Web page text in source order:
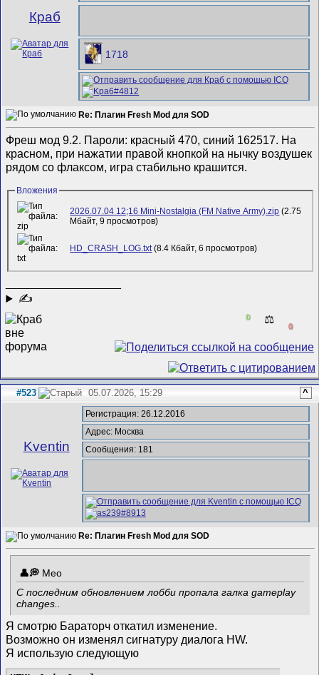
Краб
1718
Re: Плагин Fresh Mod для SOD
Фреш мод 9.2. Пароли: красный 470, синий 162517. На
красном, при нажатии правой кнопкой на нычку воздушек
рядом со флаксом, игра стабильно крашится.
Вложения
2026.07.04 12;16 Mini-Nostalgia (FM Native Army).zip (2.75
Мбайт, 9 просмотров)
HD_CRASH_LOG.txt (8.4 Кбайт, 6 просмотров)
✍
0 ⚖️
0
#523 05.07.2026, 15:29 ^
Kventin
Регистрация: 26.12.2016
Адрес: Москва
Сообщения: 181
Re: Плагин Fresh Mod для SOD
Meo
С последним обновлением лобби пропала галка gameplay
changes..
Я смотрю Бараторч откатил изменение.
Возможно он изменял сигнатуру диалога HW.
Я использую следующую